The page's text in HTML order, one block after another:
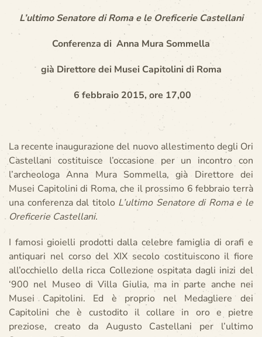
L’ultimo Senatore di Roma e le Oreficerie Castellani
Conferenza di Anna Mura Sommella
già Direttore dei Musei Capitolini di Roma
6 febbraio 2015, ore 17,00
La recente inaugurazione del nuovo allestimento degli Ori
Castellani costituisce l’occasione per un incontro con
l’archeologa Anna Mura Sommella, già Direttore dei
Musei Capitolini di Roma, che il prossimo 6 febbraio terrà
una conferenza dal titolo L’ultimo Senatore di Roma e le
Oreficerie Castellani.
I famosi gioielli prodotti dalla celebre famiglia di orafi e
antiquari nel corso del XIX secolo costituiscono il fiore
all’occhiello della ricca Collezione ospitata dagli inizi del
‘900 nel Museo di Villa Giulia, ma in parte anche nei
Musei Capitolini. Ed è proprio nel Medagliere dei
Capitolini che è custodito il collare in oro e pietre
preziose, creato da Augusto Castellani per l’ultimo